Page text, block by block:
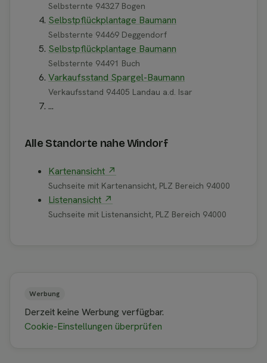
Selbsternte 94327 Bogen
Selbstpflückplantage Baumann
Selbsternte 94469 Deggendorf
Selbstpflückplantage Baumann
Selbsternte 94491 Buch
Varkaufsstand Spargel-Baumann
Verkaufsstand 94405 Landau a.d. Isar
...
Alle Standorte nahe Windorf
Kartenansicht ↗
Suchseite mit Kartenansicht, PLZ Bereich 94000
Listenansicht ↗
Suchseite mit Listenansicht, PLZ Bereich 94000
Werbung
Derzeit keine Werbung verfügbar.
Cookie-Einstellungen überprüfen